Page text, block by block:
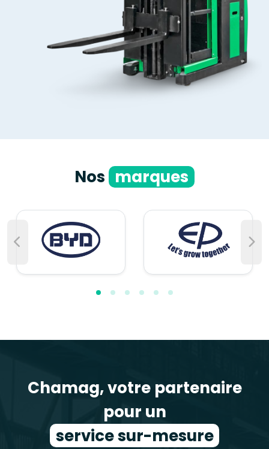
Nos marques
Chamag, votre partenaire
pour un
service sur-mesure